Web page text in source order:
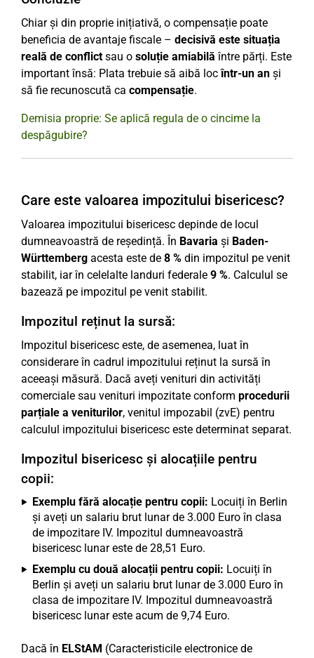
Chiar și din proprie inițiativă, o compensație poate
beneficia de avantaje fiscale – decisivă este situația
reală de conflictsau o soluție amiabilă între părți. Este
important însă: Plata trebuie să aibă locîntr-un an și
să fie recunoscută ca compensație.
Demisia proprie: Se aplică regula de o cincime la
despăgubire?
Care este valoarea impozitului bisericesc?
Valoarea impozitului bisericesc depinde de locul
dumneavoastră de reședință. În Bavaria și Baden-
Württemberg acesta este de 8 % din impozitul pe venit
stabilit, iar în celelalte landuri federale 9 %. Calculul se
bazează pe impozitul pe venit stabilit.
Impozitul reținut la sursă:
Impozitul bisericesc este, de asemenea, luat în
considerare în cadrul impozitului reținut la sursă în
aceeași măsură. Dacă aveți venituri din activități
comerciale sau venituri impozitate conform procedurii
parțiale a veniturilor, venitul impozabil (zvE) pentru
calculul impozitului bisericesc este determinat separat.
Impozitul bisericesc și alocațiile pentru
copii:
Exemplu fără alocație pentru copii: Locuiți în Berlin
și aveți un salariu brut lunar de 3.000 Euro în clasa
de impozitare IV. Impozitul dumneavoastră
bisericesc lunar este de 28,51 Euro.
Exemplu cu două alocații pentru copii: Locuiți în
Berlin și aveți un salariu brut lunar de 3.000 Euro în
clasa de impozitare IV. Impozitul dumneavoastră
bisericesc lunar este acum de 9,74 Euro.
Dacă în ELStAM (Caracteristicile electronice de